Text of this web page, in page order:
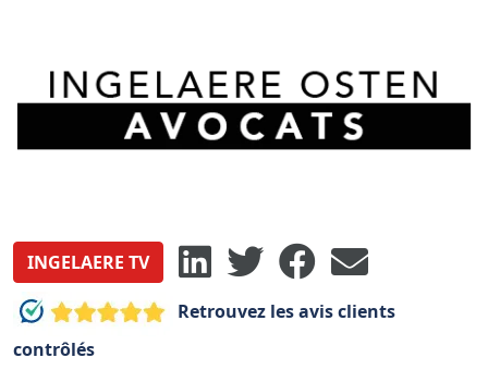
INGELAERE TV
Retrouvez les avis clients
contrôlés